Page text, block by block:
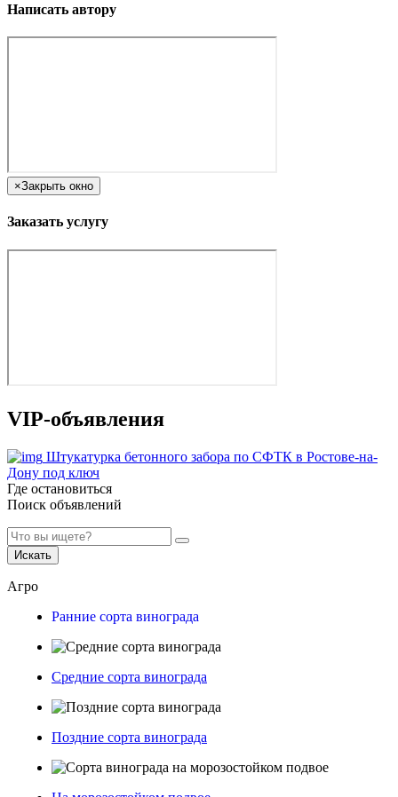
Написать автору
×Закрыть окно
Заказать услугу
VIP-объявления
Штукатурка бетонного забора по СФТК в Ростове-на-
Дону под ключ
Где остановиться
Поиск объявлений
Искать
Агро
Ранние сорта винограда
Средние сорта винограда
Поздние сорта винограда